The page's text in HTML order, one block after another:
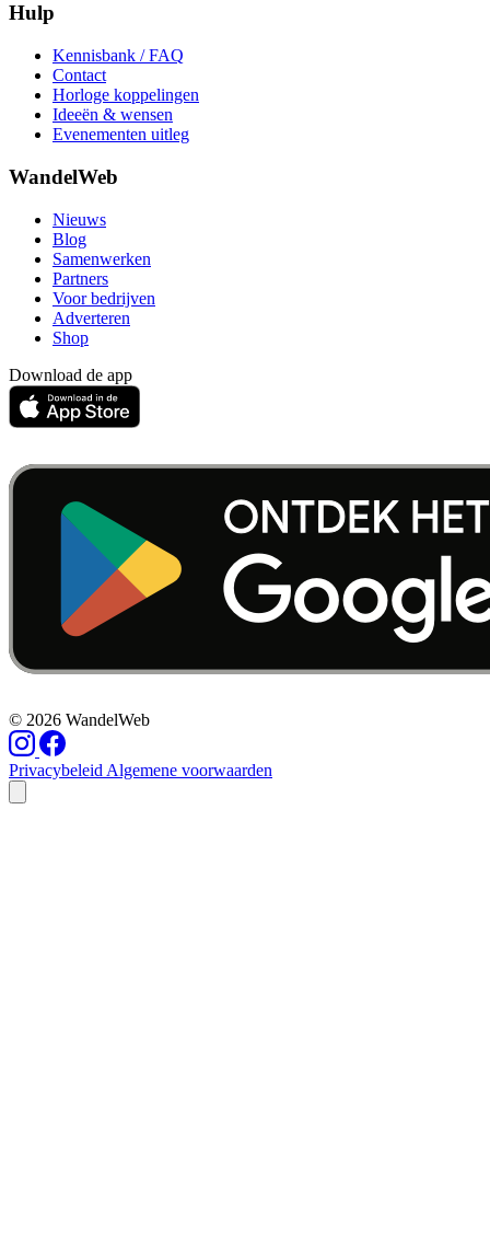
Hulp
Kennisbank / FAQ
Contact
Horloge koppelingen
Ideeën & wensen
Evenementen uitleg
WandelWeb
Nieuws
Blog
Samenwerken
Partners
Voor bedrijven
Adverteren
Shop
Download de app
© 2026 WandelWeb
PrivacybeleidAlgemene voorwaarden